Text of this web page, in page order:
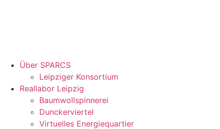
Über SPARCS
Leipziger Konsortium
Reallabor Leipzig
Baumwollspinnerei
Dunckerviertel
Virtuelles Energiequartier